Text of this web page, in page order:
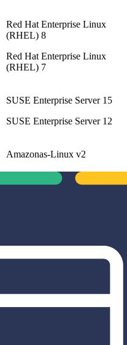
Red Hat Enterprise Linux
(RHEL) 8
Red Hat Enterprise Linux
(RHEL) 7
SUSE Enterprise Server 15
SUSE Enterprise Server 12
Amazonas-Linux v2